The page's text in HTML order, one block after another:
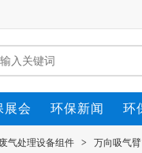
展会 环保新闻 环
废气处理设备组件 > 万向吸气臂